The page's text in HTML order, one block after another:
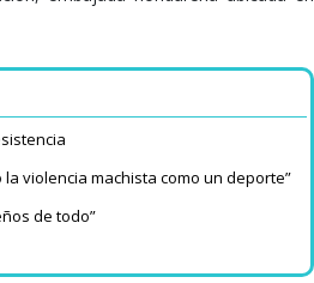
violencia machista como un deporte”
de todo”